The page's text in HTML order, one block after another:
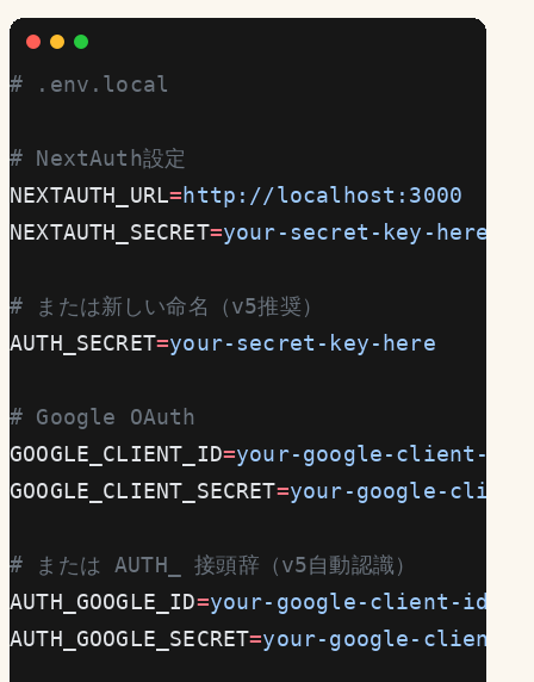
# .env.local
# NextAuth設定
NEXTAUTH_URL=http://localhost:3000
NEXTAUTH_SECRET=your-secret-key-here
# または新しい命名（v5推奨）
AUTH_SECRET=your-secret-key-here
# Google OAuth
GOOGLE_CLIENT_ID=your-google-client-id
GOOGLE_CLIENT_SECRET=your-google-
# または AUTH_ 接頭辞（v5自動認識）
AUTH_GOOGLE_ID=your-google-client-id
AUTH_GOOGLE_SECRET=your-google-client-